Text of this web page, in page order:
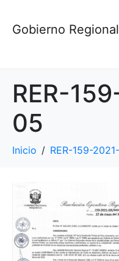
Gobierno
RER-
05
Inicio RER-159-